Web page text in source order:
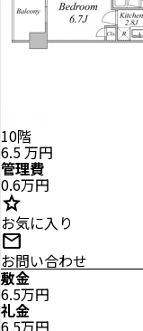
10階
6.5万円
管理費
0.6万円
star
お気に入り
mail
お問い合わせ
敷金
6.5万円
礼金
6.5万円